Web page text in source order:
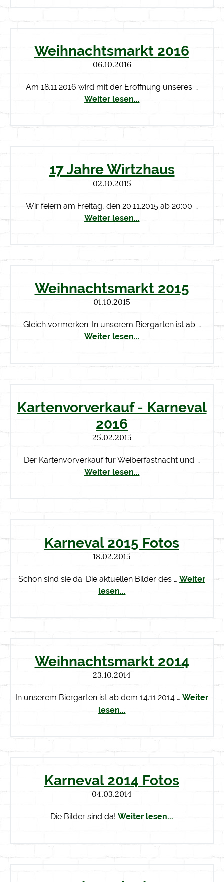
Weihnachtsmarkt 2016
06.10.2016
Am 18.11.2016 wird mit der Eröffnung unseres …
Weiter lesen...
17 Jahre Wirtzhaus
02.10.2015
Wir feiern am Freitag, den 20.11.2015 ab 20:00 …
Weiter lesen...
Weihnachtsmarkt 2015
01.10.2015
Gleich vormerken: In unserem Biergarten ist ab …
Weiter lesen...
Kartenvorverkauf - Karneval
2016
25.02.2015
Der Kartenvorverkauf für Weiberfastnacht und …
Weiter lesen...
Karneval 2015 Fotos
18.02.2015
Schon sind sie da: Die aktuellen Bilder des … Weiter
lesen...
Weihnachtsmarkt 2014
23.10.2014
In unserem Biergarten ist ab dem 14.11.2014 … Weiter
lesen...
Karneval 2014 Fotos
04.03.2014
Die Bilder sind da! Weiter lesen...